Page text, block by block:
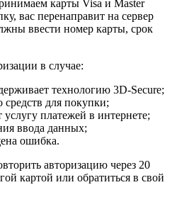
карты Visa и Master
вас перенаправит на сервер
ввести номер карты, срок
в случае:
технологию 3D-Secure;
средств для покупки;
платежей в интернете;
ввода данных;
ошибка.
авторизацию через 20
картой или обратиться в свой